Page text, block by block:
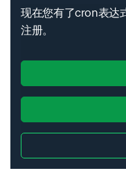
现在您有了cron表达
注册。